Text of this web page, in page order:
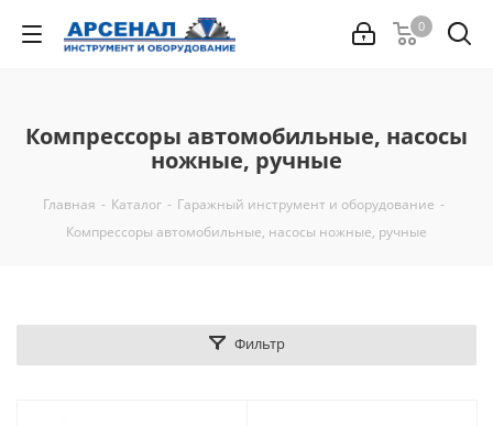
0
Компрессоры автомобильные, насосы
ножные, ручные
Главная - Каталог - Гаражный инструмент и оборудование -
Компрессоры автомобильные, насосы ножные, ручные
Фильтр